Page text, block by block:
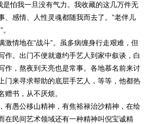
是怕我一旦没有气力。我收藏的这几万件无
、感情、人性灵魂都随我而去了。”老伴儿
激情地在“战斗”。虽多病缠身行走艰难，但
作。出门不便就邀约手艺人到家中叙谈，白
作，熬夜到天亮也是常事。各地慕名前来讨
门来寻求帮助的底层手艺人，等等，他都热
赠书，从不厌烦。
有愚公移山精神，有焦裕禄治沙精神，在绘
在民间艺术领域还有一种精神叫倪宝诚精